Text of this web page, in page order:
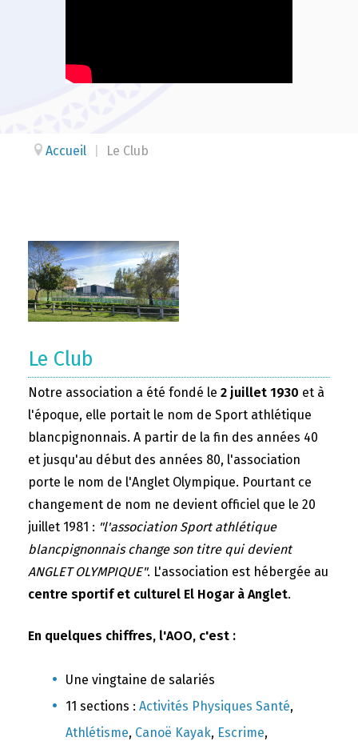
Accueil Le Club
Le Club
Notre association a été fondé le 2 juillet 1930 et à
l'époque, elle portait le nom de Sport athlétique
blancpignonnais. A partir de la fin des années 40
et jusqu'au début des années 80, l'association
porte le nom de l'Anglet Olympique. Pourtant ce
changement de nom ne devient officiel que le 20
juillet 1981 : "l'association Sport athlétique
blancpignonnais change son titre qui devient
ANGLET OLYMPIQUE". L'association est hébergée au
centre sportif et culturel El Hogar à Anglet.
En quelques chiffres, l'AOO, c'est :
Une vingtaine de salariés
11 sections : Activités Physiques Santé,
Athlétisme, Canoë Kayak, Escrime,